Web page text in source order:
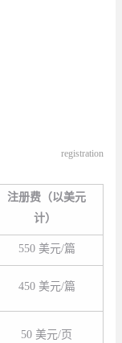
registration
注册费（以美元
计）
550 美元/篇
450 美元/篇
50 美元/页